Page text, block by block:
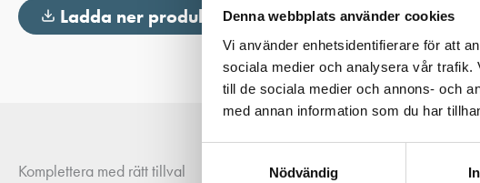
Denna webbplats använder cookies
Vi använder enhetsidentifierare för att
sociala medier och analysera vår trafik.
till de sociala medier och annons- och
med annan information som du har
Nödvändig
Ladda ner produktblad
Komplettera med rätt tillval